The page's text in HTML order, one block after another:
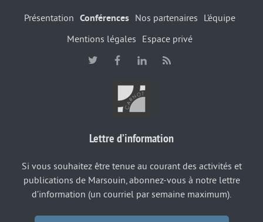
Présentation Conférences Nos partenaires
L’équipe
Mentions légales
Espace privé
Lettre d’information
Si vous souhaitez être tenue au courant des activités et
publications de Marsouin, abonnez-vous à notre lettre
d’information (un courriel par semaine maximum).